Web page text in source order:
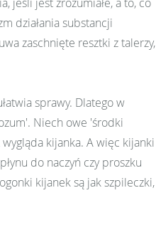
działania substancji
zaschnięte resztki z talerzy,
sprawy. Dlatego w
Niech owe 'środki
kijanka. A więc kijanki
do naczyń czy proszku
kijanek są jak szpileczki,